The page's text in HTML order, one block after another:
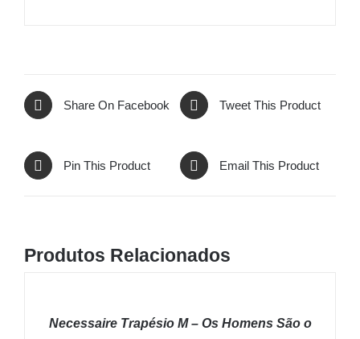
Share On Facebook Tweet This Product
Pin This Product Email This Product
Produtos Relacionados
DETALHES
Necessaire Trapésio M – Os Homens São o